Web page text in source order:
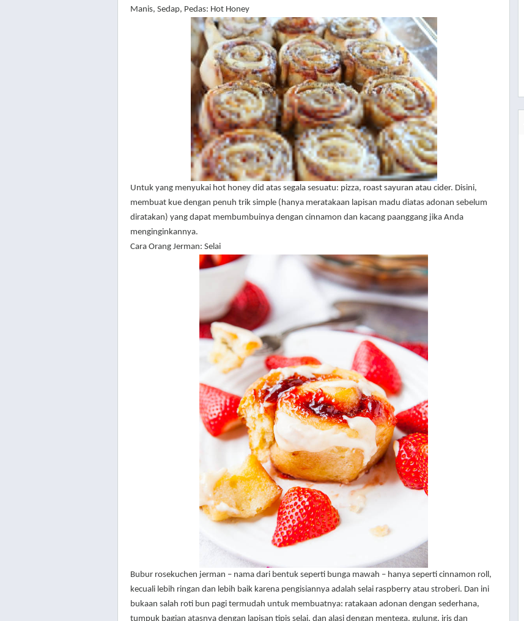
Manis, Sedap, Pedas: Hot Honey
Untuk yang menyukai hot honey did atas segala sesuatu: pizza, roast sayuran atau cider. Disini,
membuat kue dengan penuh trik simple (hanya meratakaan lapisan madu diatas adonan sebelum
diratakan) yang dapat membumbuinya dengan cinnamon dan kacang paanggang jika Anda
menginginkannya.
Cara Orang Jerman: Selai
Bubur rosekuchen jerman – nama dari bentuk seperti bunga mawah – hanya seperti cinnamon roll,
kecuali lebih ringan dan lebih baik karena pengisiannya adalah selai raspberry atau stroberi. Dan ini
bukaan salah roti bun pagi termudah untuk membuatnya: ratakaan adonan dengan sederhana,
tumpuk bagian atasnya dengan lapisan tipis selai, dan alasi dengan mentega, gulung, iris dan